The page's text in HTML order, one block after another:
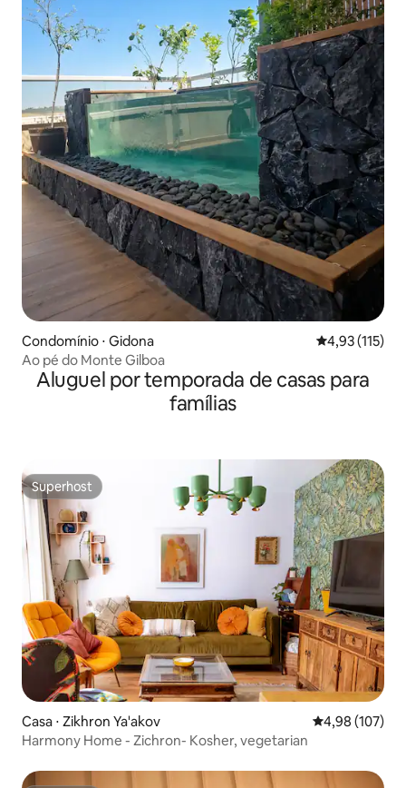
Condomínio ⋅ Gidona 4,93 de uma
4,93 (115)
Ao pé do Monte Gilboa
Aluguel por temporada de casas para
famílias
Superhost
Superhost
Casa ⋅ Zikhron Ya'akov 4,98 de uma
4,98 (107)
Harmony Home - Zichron- Kosher, vegetarian